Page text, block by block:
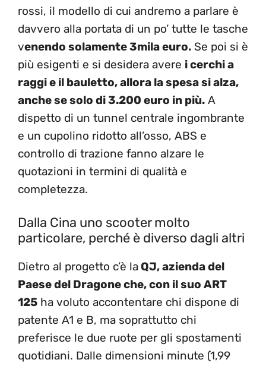
rossi, il modello di cui andremo a parlare è
davvero alla portata di un po’ tutte le tasche
venendo solamente 3mila euro. Se poi si è
più esigenti e si desidera avere i cerchi a
raggi e il bauletto, allora la spesa si alza,
anche se solo di 3.200 euro in più. A
dispetto di un tunnel centrale ingombrante
e un cupolino ridotto all’osso, ABS e
controllo di trazione fanno alzare le
quotazioni in termini di qualità e
completezza.
Dalla Cina uno scooter molto
particolare, perché è diverso dagli altri
Dietro al progetto c’è laQJ, azienda del
Paese del Dragone che, con il suo ART
125 ha voluto accontentare chi dispone di
patente A1 e B, ma soprattutto chi
preferisce le due ruote per gli spostamenti
quotidiani. Dalle dimensioni minute (1,99